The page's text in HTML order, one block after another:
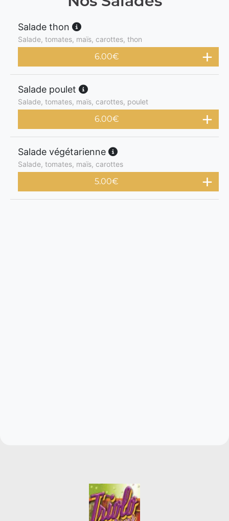
Salade thon
Salade, tomates, maïs, carottes, thon
6.00€
Salade poulet
Salade, tomates, maïs, carottes, poulet
6.00€
Salade végétarienne
Salade, tomates, maïs, carottes
5.00€